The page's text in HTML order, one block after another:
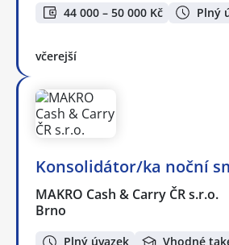
44 000 – 50 000 Kč Plný
včerejší
Konsolidátor/ka noční
MAKRO Cash & Carry ČR s.r.o.
Brno
Plný úvazek Vhodné